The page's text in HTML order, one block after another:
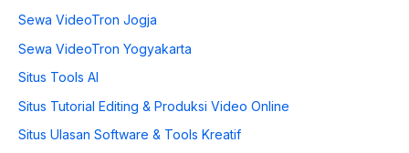
Sewa VideoTron Jogja
Sewa VideoTron Yogyakarta
Situs Tools AI
Situs Tutorial Editing & Produksi Video Online
Situs Ulasan Software & Tools Kreatif